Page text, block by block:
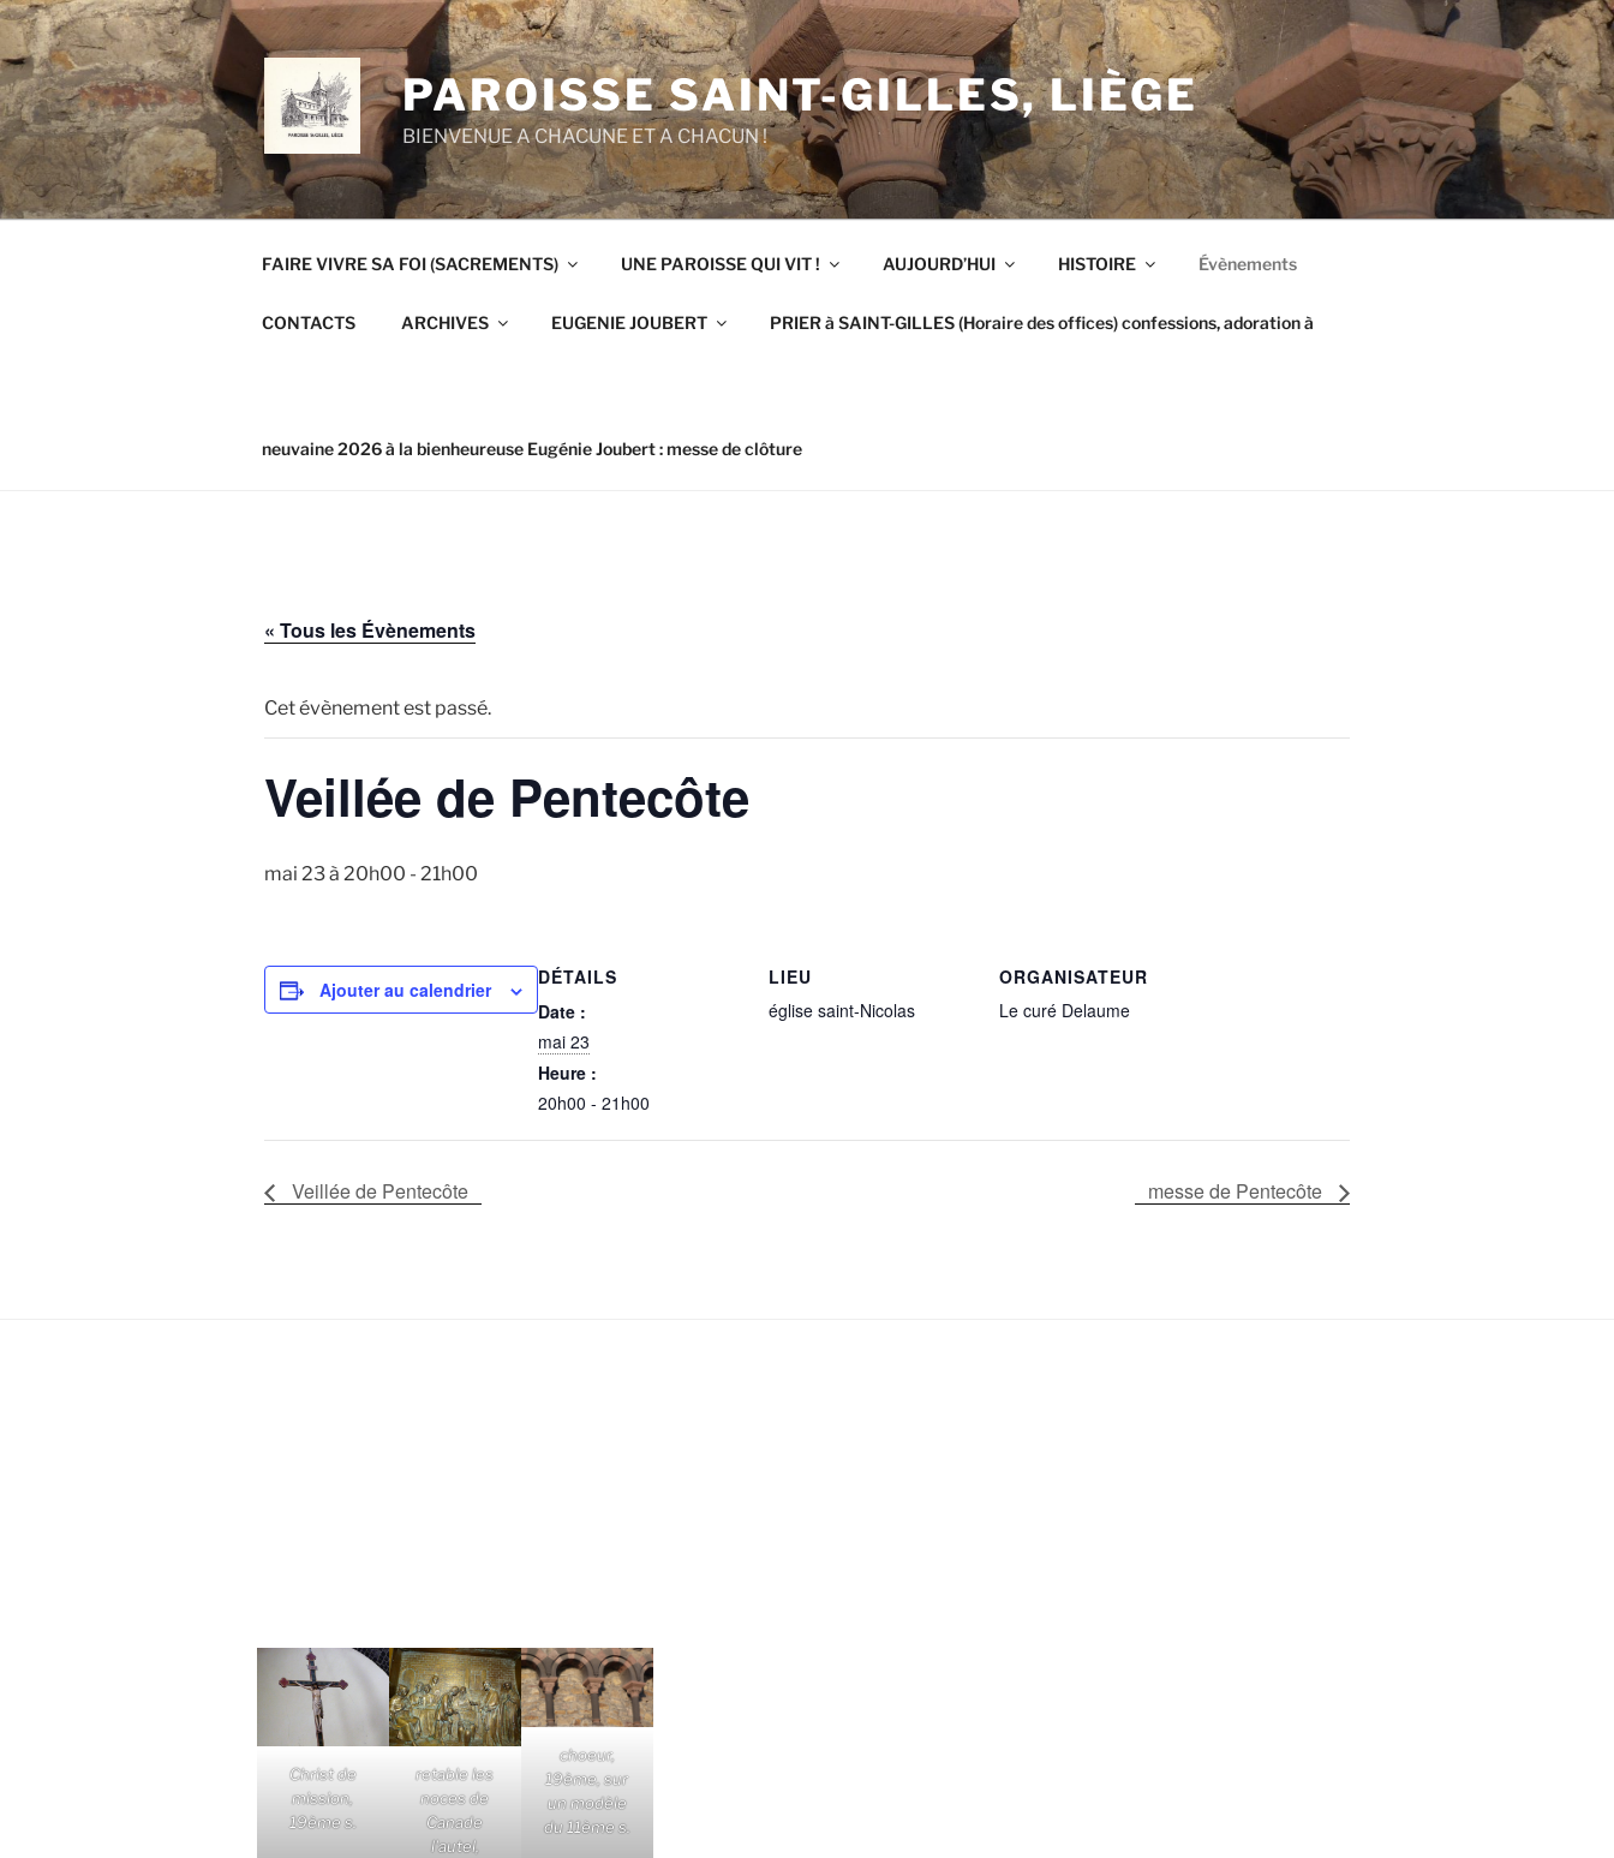
Aller
au
contenu
principal
PAROISSE SAINT-GILLES, LIÈGE
BIENVENUE A CHACUNE ET A CHACUN !
FAIRE VIVRE SA FOI (SACREMENTS) UNE PAROISSE QUI VIT ! AUJOURD’HUI HISTOIRE Évènements
CONTACTS ARCHIVES EUGENIE JOUBERT PRIER à SAINT-GILLES (Horaire des offices) confessions, adoration à
neuvaine 2026 à la bienheureuse Eugénie Joubert : messe de clôture
« Tous les Évènements
Cet évènement est passé.
Veillée de Pentecôte
mai 23 à 20h00 - 21h00
Ajouter au calendrier
DÉTAILS
Date :
mai 23
Heure :
20h00 - 21h00
LIEU
église saint-Nicolas
ORGANISATEUR
Le curé Delaume
Veillée de Pentecôte messe de Pentecôte
Christ de
mission,
19ème s.
retable les
noces de
Canade
l'autel,
choeur,
19ème, sur
un modèle
du 11ème s.